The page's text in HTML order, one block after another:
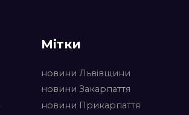
Мітки
новини Львівщини
новини Закарпаття
новини Прикарпаття